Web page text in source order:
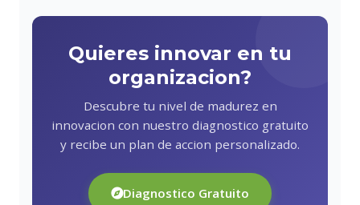
Quieres innovar en tu
organizacion?
Descubre tu nivel de madurez en
innovacion con nuestro diagnostico gratuito
y recibe un plan de accion personalizado.
Diagnostico Gratuito